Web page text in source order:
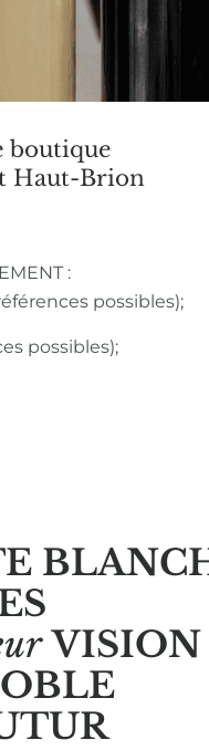
boutique
Haut-Brion
:
possibles);
possibles);